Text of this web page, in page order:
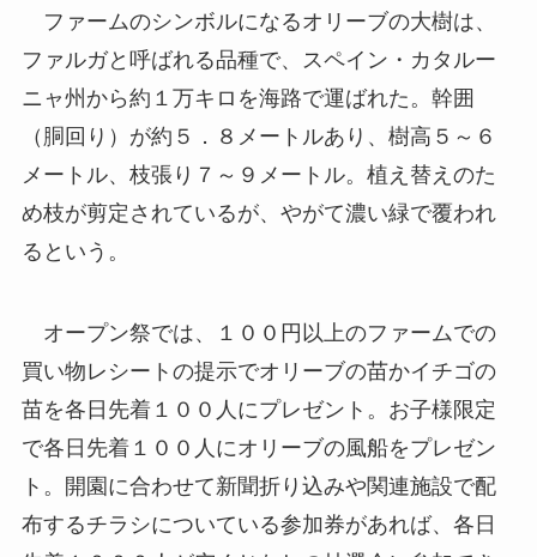
ファームのシンボルになるオリーブの大樹は、
ファルガと呼ばれる品種で、スペイン・カタルー
ニャ州から約１万キロを海路で運ばれた。幹囲
（胴回り）が約５．８メートルあり、樹高５～６
メートル、枝張り７～９メートル。植え替えのた
め枝が剪定されているが、やがて濃い緑で覆われ
るという。
オープン祭では、１００円以上のファームでの
買い物レシートの提示でオリーブの苗かイチゴの
苗を各日先着１００人にプレゼント。お子様限定
で各日先着１００人にオリーブの風船をプレゼン
ト。開園に合わせて新聞折り込みや関連施設で配
布するチラシについている参加券があれば、各日